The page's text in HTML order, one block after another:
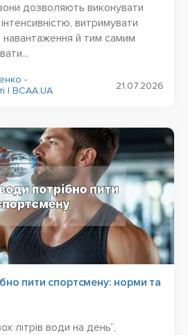
дозволяють виконувати
витримувати
навантаження й тим самим
-
| BCAA.UA
21.07.2026
пити спортсмену: норми та
літрів води на день”,